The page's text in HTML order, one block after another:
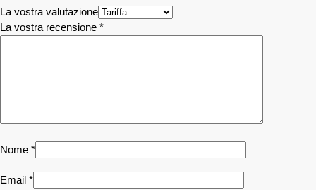
La vostra valutazione
La vostra recensione *
Nome *
Email *